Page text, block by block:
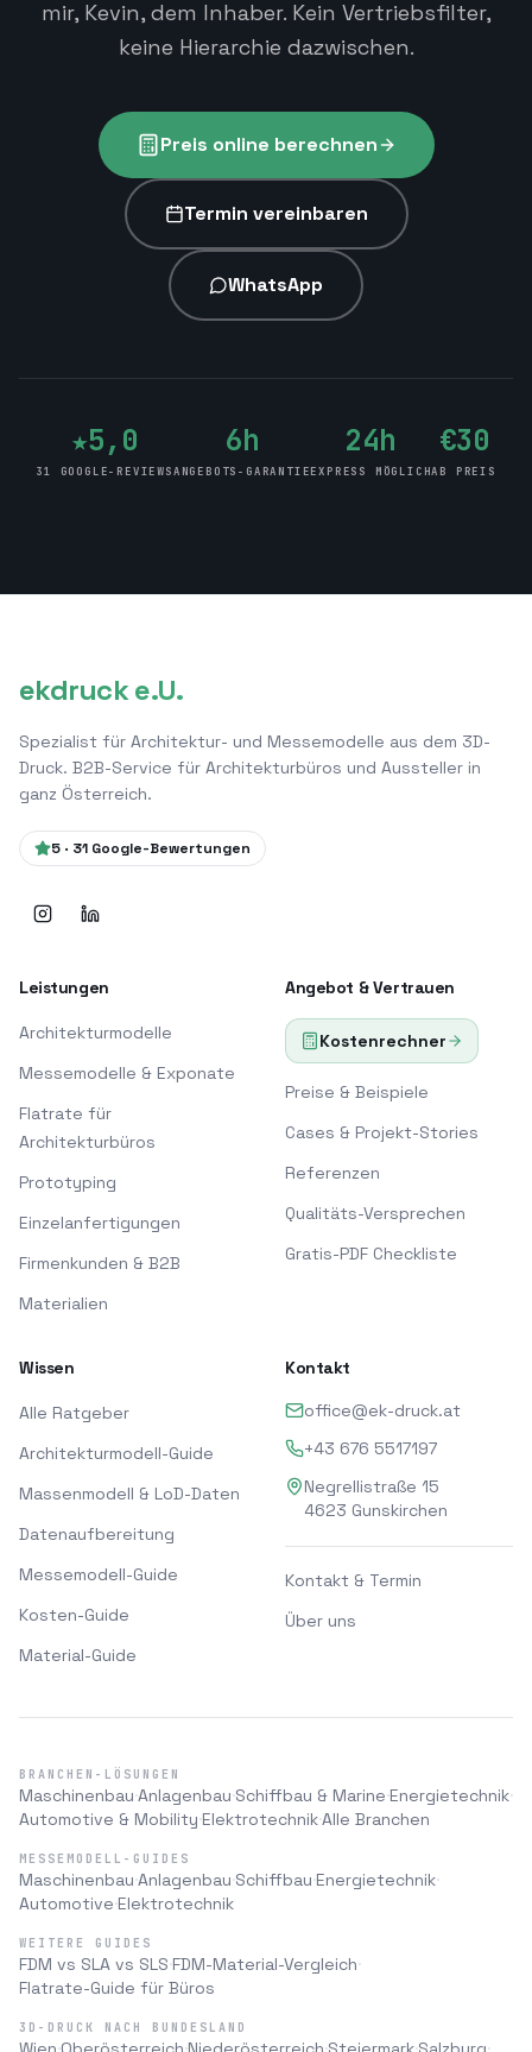
mir, Kevin, dem Inhaber. Kein Vertriebsfilter,
keine Hierarchie dazwischen.
Preis online berechnen
Termin vereinbaren
WhatsApp
★5,0
31 GOOGLE-REVIEWS
6h
ANGEBOTS-GARANTIE
24h
EXPRESS MÖGLICH
€30
AB PREIS
ekdruck e.U.
Spezialist für Architektur- und Messemodelle aus dem 3D-
Druck. B2B-Service für Architekturbüros und Aussteller in
ganz Österreich.
5 · 31 Google-Bewertungen
Leistungen
Architekturmodelle
Messemodelle & Exponate
Flatrate für
Architekturbüros
Prototyping
Einzelanfertigungen
Firmenkunden & B2B
Materialien
Angebot & Vertrauen
Kostenrechner
Preise & Beispiele
Cases & Projekt-Stories
Referenzen
Qualitäts-Versprechen
Gratis-PDF Checkliste
Wissen
Alle Ratgeber
Architekturmodell-Guide
Massenmodell & LoD-Daten
Datenaufbereitung
Messemodell-Guide
Kosten-Guide
Material-Guide
Kontakt
office@ek-druck.at
+43 676 5517197
Negrellistraße 15
4623 Gunskirchen
Kontakt & Termin
Über uns
BRANCHEN-LÖSUNGEN
Maschinenbau·Anlagenbau·Schiffbau & Marine·Energietechnik·
Automotive & Mobility·Elektrotechnik·Alle Branchen
MESSEMODELL-GUIDES
Maschinenbau·Anlagenbau·Schiffbau·Energietechnik·
Automotive·Elektrotechnik
WEITERE GUIDES
FDM vs SLA vs SLS·FDM-Material-Vergleich·
Flatrate-Guide für Büros
3D-DRUCK NACH BUNDESLAND